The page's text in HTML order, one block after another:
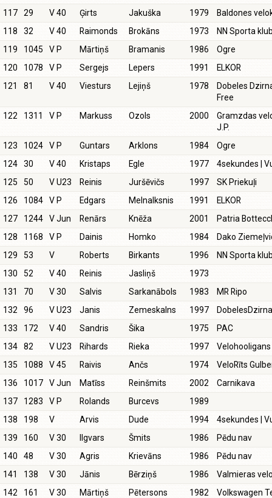
117
29 V 40 Ģirts Jakuška 1979
Baldones
118
32 V 40 Raimonds Brokāns 1973
NN Sporta
119
1045 V P Mārtiņš Bramanis 1986
Ogre
120
1078 V P Sergejs Lepers 1991
ELKOR
121
81 V 40 Viesturs Lejiņš 1978
Dobeles
Free
122
1311 V P Markuss Ozols 2000
Gramzdas
J.P.
123
1024 V P Guntars Arklons 1984
Ogre
124
30 V 40 Kristaps Egle 1977
4sekundes |
125
50 V U23 Reinis Juršēvičs 1997
SK Priekuļi
126
1084 V P Edgars Melnalksnis 1991
ELKOR
127
1244 V Jun Renārs Knēža 2001
Patria
128
1168 V P Dainis Homko 1984
Dako
129
53 V Roberts Birkants 1996
NN Sporta
130
52 V 40 Reinis Jasliņš
1973
131
70 V 30 Salvis Sarkanābols 1983
MR Ripo
132
96 V U23 Janis Zemeskalns 1997
133
172 V 40 Sandris Šika 1975
PAC
134
82 V U23 Rihards Rieka 1997
Velohooligans
135
1088 V 45 Raivis Ančs 1974
VeloRīts
136
1017 V Jun Matīss Reinšmits 2002
Carnikava
137
1283 V P Rolands Burcevs
1989
138
198 V Arvis Dude 1994
4sekundes |
139
160 V 30 Ilgvars Šmits 1986
Pēdu nav
140
48 V 30 Agris Krievāns 1986
Pēdu nav
141
138 V 30 Jānis Bērziņš 1986
Valmieras
142
161 V 30 Mārtiņš Pētersons 1982
Volkswagen